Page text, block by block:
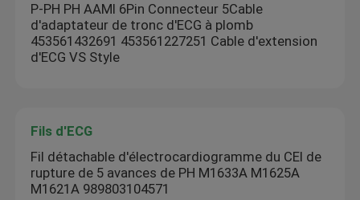
P-PH PH AAMI 6Pin Connecteur 5Cable
d'adaptateur de tronc d'ECG à plomb
453561432691 453561227251 Cable d'extension
d'ECG VS Style
Fils d'ECG
Fil détachable d'électrocardiogramme du CEI de
rupture de 5 avances de PH M1633A M1625A
M1621A 989803104571